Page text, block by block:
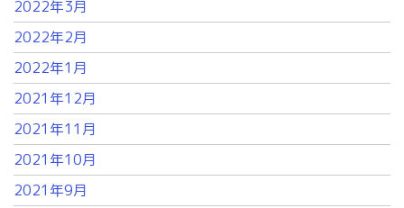
2022年3月
2022年2月
2022年1月
2021年12月
2021年11月
2021年10月
2021年9月